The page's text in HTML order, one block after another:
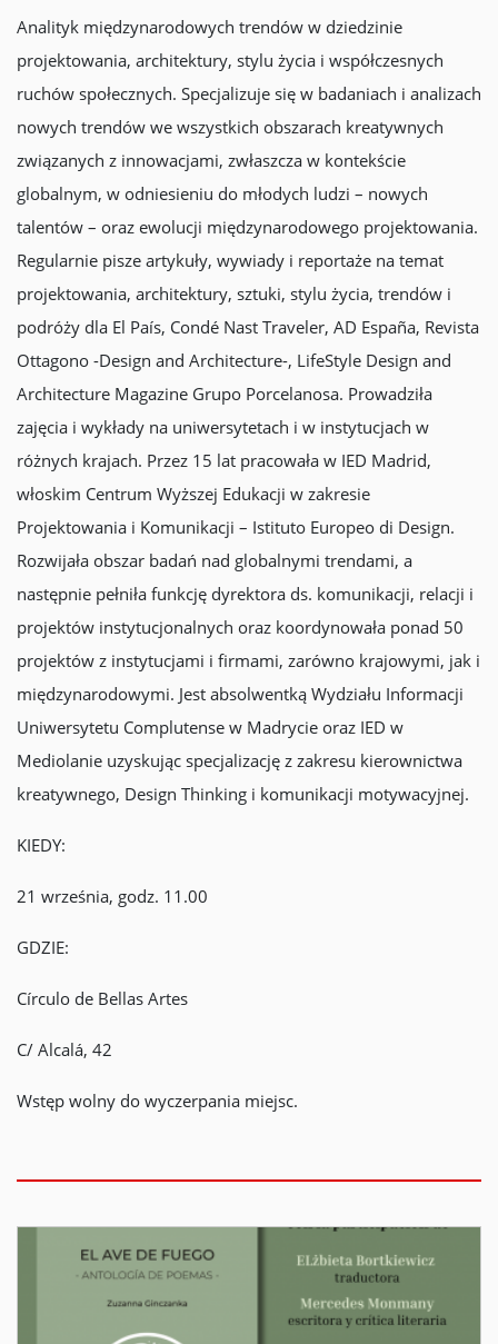
Analityk międzynarodowych trendów w dziedzinie
projektowania, architektury, stylu życia i współczesnych
ruchów społecznych. Specjalizuje się w badaniach i analizach
nowych trendów we wszystkich obszarach kreatywnych
związanych z innowacjami, zwłaszcza w kontekście
globalnym, w odniesieniu do młodych ludzi – nowych
talentów – oraz ewolucji międzynarodowego projektowania.
Regularnie pisze artykuły, wywiady i reportaże na temat
projektowania, architektury, sztuki, stylu życia, trendów i
podróży dla El País, Condé Nast Traveler, AD España, Revista
Ottagono -Design and Architecture-, LifeStyle Design and
Architecture Magazine Grupo Porcelanosa. Prowadziła
zajęcia i wykłady na uniwersytetach i w instytucjach w
różnych krajach. Przez 15 lat pracowała w IED Madrid,
włoskim Centrum Wyższej Edukacji w zakresie
Projektowania i Komunikacji – Istituto Europeo di Design.
Rozwijała obszar badań nad globalnymi trendami, a
następnie pełniła funkcję dyrektora ds. komunikacji, relacji i
projektów instytucjonalnych oraz koordynowała ponad 50
projektów z instytucjami i firmami, zarówno krajowymi, jak i
międzynarodowymi. Jest absolwentką Wydziału Informacji
Uniwersytetu Complutense w Madrycie oraz IED w
Mediolanie uzyskując specjalizację z zakresu kierownictwa
kreatywnego, Design Thinking i komunikacji motywacyjnej.
KIEDY:
21 września, godz. 11.00
GDZIE:
Círculo de Bellas Artes
C/ Alcalá, 42
Wstęp wolny do wyczerpania miejsc.